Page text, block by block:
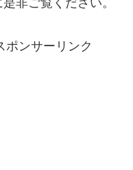
ポンサーリンク